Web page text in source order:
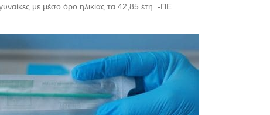
με μέσο όρο ηλικίας τα 42,85 έτη. -ΠΕ......